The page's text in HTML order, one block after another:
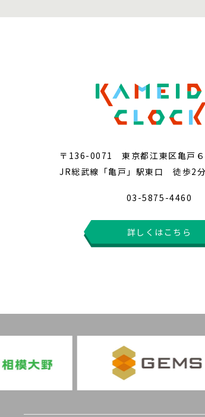
〒136-0071 東京都江東区亀戸６
JR総武線「亀戸」駅東口 徒歩2分
03-5875-4460
詳しくはこちら